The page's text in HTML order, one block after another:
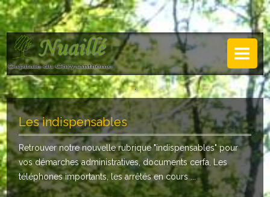
NUAILLÉ
Plan de Nuaillé
Sentiers pédestres
Guide annuel
Histoire
Galerie
.
Les indispensables
Retrouver notre nouvelle rubrique "indispensables" pour
vos démarches administratives, documents cerfa, Les
téléphones importants, les arrêtés en cours ...